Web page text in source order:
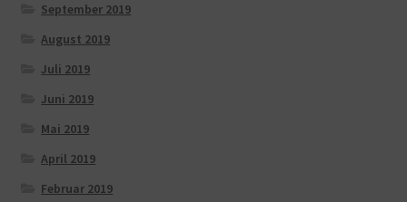
September 2019
August 2019
Juli 2019
Juni 2019
Mai 2019
April 2019
Februar 2019